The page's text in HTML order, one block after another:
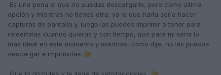
Es una pena el que no puedas descargarlo, pero como última
opción y mientras no tienes otra, yo lo que haría sería hacer
capturas de pantalla y, luego las puedes imprimir o tener para
releértelas cuando quieras y con tiempo, que para mi sería lo
mas ideal en este momento y mientras, como dije, no las puedas
descargar e imprimirlas.